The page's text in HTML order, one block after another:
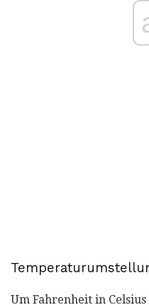
Um Fahrenheit in